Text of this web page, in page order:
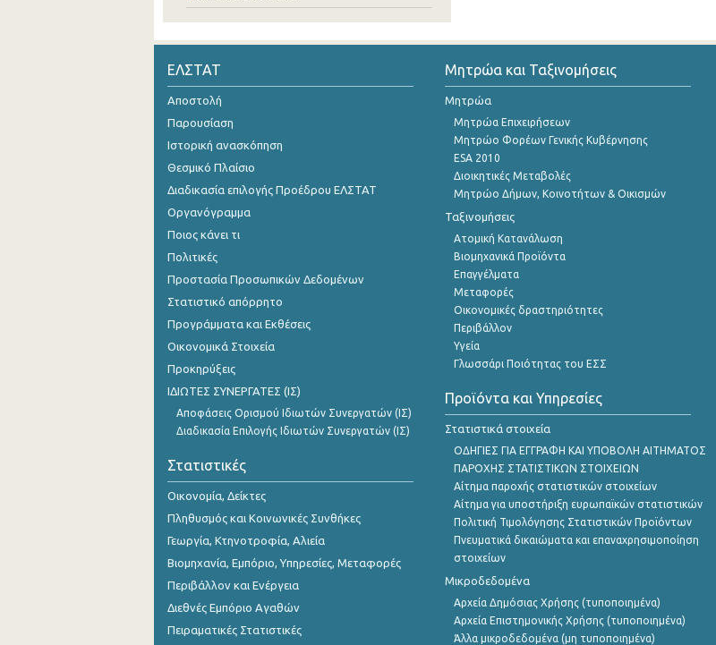
ΕΛΣΤΑΤ
Αποστολή
Παρουσίαση
Ιστορική ανασκόπηση
Θεσμικό Πλαίσιο
Διαδικασία επιλογής Προέδρου ΕΛΣΤΑΤ
Οργανόγραμμα
Ποιος κάνει τι
Πολιτικές
Προστασία Προσωπικών Δεδομένων
Στατιστικό απόρρητο
Προγράμματα και Εκθέσεις
Οικονομικά Στοιχεία
Προκηρύξεις
ΙΔΙΩΤΕΣ ΣΥΝΕΡΓΑΤΕΣ (ΙΣ)
Αποφάσεις Ορισμού Ιδιωτών Συνεργατών (ΙΣ)
Διαδικασία Επιλογής Ιδιωτών Συνεργατών (ΙΣ)
Στατιστικές
Οικονομία, Δείκτες
Πληθυσμός και Κοινωνικές Συνθήκες
Γεωργία, Κτηνοτροφία, Αλιεία
Βιομηχανία, Εμπόριο, Υπηρεσίες, Μεταφορές
Περιβάλλον και Ενέργεια
Διεθνές Εμπόριο Αγαθών
Πειραματικές Στατιστικές
Μητρώα και Ταξινομήσεις
Μητρώα
Μητρώα Επιχειρήσεων
Μητρώο Φορέων Γενικής Κυβέρνησης
ESA 2010
Διοικητικές Μεταβολές
Μητρώο Δήμων, Κοινοτήτων & Οικισμών
Ταξινομήσεις
Ατομική Κατανάλωση
Βιομηχανικά Προϊόντα
Επαγγέλματα
Μεταφορές
Οικονομικές δραστηριότητες
Περιβάλλον
Υγεία
Γλωσσάρι Ποιότητας του ΕΣΣ
Προϊόντα και Υπηρεσίες
Στατιστικά στοιχεία
ΟΔΗΓΙΕΣ ΓΙΑ ΕΓΓΡΑΦΗ ΚΑΙ ΥΠΟΒΟΛΗ ΑΙΤΗΜΑΤΟΣ
ΠΑΡΟΧΗΣ ΣΤΑΤΙΣΤΙΚΩΝ ΣΤΟΙΧΕΙΩΝ
Αίτημα παροχής στατιστικών στοιχείων
Αίτημα για υποστήριξη ευρωπαϊκών στατιστικών
Πολιτική Τιμολόγησης Στατιστικών Προϊόντων
Πνευματικά δικαιώματα και επαναχρησιμοποίηση
στοιχείων
Μικροδεδομένα
Αρχεία Δημόσιας Χρήσης (τυποποιημένα)
Αρχεία Επιστημονικής Χρήσης (τυποποιημένα)
Άλλα μικροδεδομένα (μη τυποποιημένα)